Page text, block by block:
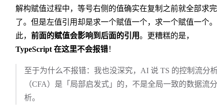
解构赋值过程中，等号右侧的值确实在复制之前就全部求完
了。但是左值引用却是求一个赋值一个，求一个赋值一个
此， 前面的赋值会影响到后面的引用。更糟糕的是，
TypeScript 在这里不会报错！
至于为什么不报错：我也没深究，AI 说 TS 的控制流分
（CFA）是「局部启发式」的，不是全局一致的数据流分
析。